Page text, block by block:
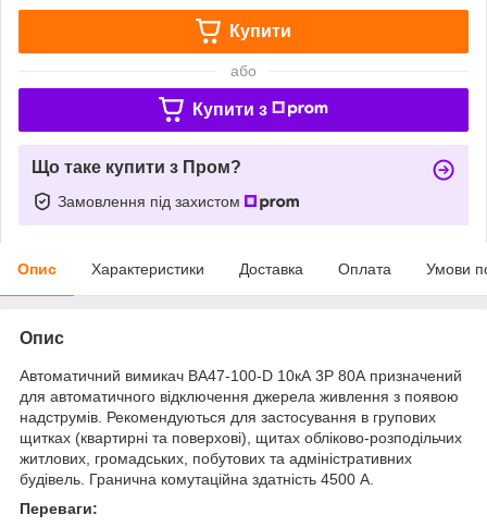
Купити
або
Купити з
Що таке купити з Пром?
Замовлення під захистом
Опис Характеристики Доставка Оплата Умови
Опис
Автоматичний вимикач ВА47-100-D 10кА 3Р 80А призначений
для автоматичного відключення джерела живлення з появою
надструмів. Рекомендуються для застосування в групових
щитках (квартирні та поверхові), щитах обліково-розподільчих
житлових, громадських, побутових та адміністративних
будівель. Гранична комутаційна здатність 4500 А.
Переваги: